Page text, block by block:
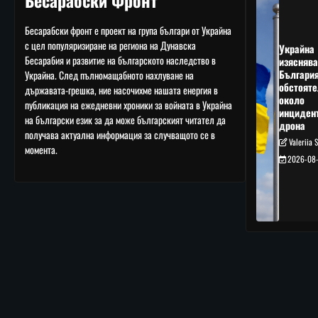
Бесарабски фронт е проект на група българи от Украйна
с цел популяризиране на региона на Дунавска
Бесарабия и развитие на българското наследство в
Украйна. След пълномащабното нахлуване на
държавата-грешка, ние насочихме нашата енергия в
публикация на ежедневни хроники за войната в Украйна
на български език за да може българският читател да
получава актуална информация за случващото се в
момента.
Украйна
около
дрона
Valeriia
2026-